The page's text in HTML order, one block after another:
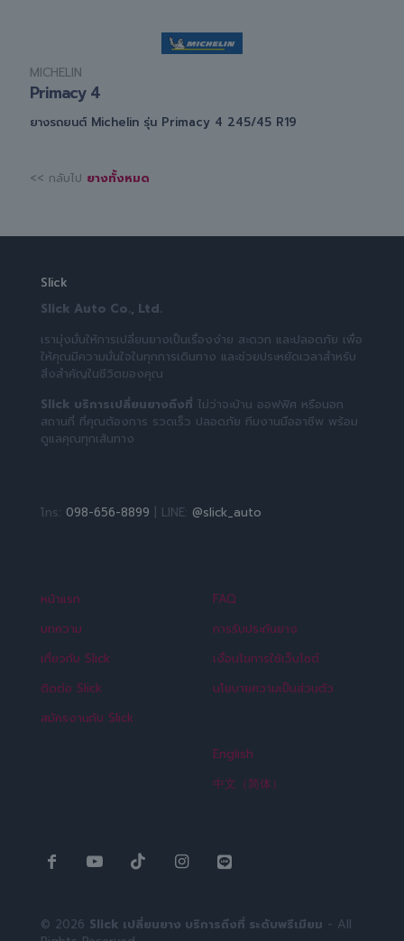
MICHELIN
Primacy 4
ยางรถยนต์ Michelin รุ่น Primacy 4 245/45 R19
<< กลับไป ยางทั้งหมด
Slick
Slick Auto Co., Ltd.
เรามุ่งมั่นให้การเปลี่ยนยางเป็นเรื่องง่าย สะดวก และปลอดภัย เพื่อ
ให้คุณมีความมั่นใจในทุกการเดินทาง และช่วยประหยัดเวลาสำหรับ
สิ่งสำคัญในชีวิตของคุณ
Slick บริการเปลี่ยนยางถึงที่ ไม่ว่าจะบ้าน ออฟฟิศ หรือนอก
สถานที่ ที่คุณต้องการ รวดเร็ว ปลอดภัย ทีมงานมืออาชีพ พร้อม
ดูแลคุณทุกเส้นทาง
โทร: 098-656-8899 | LINE: @slick_auto
หน้าแรก
บทความ
เกี่ยวกับ Slick
ติดต่อ Slick
สมัครงานกับ Slick
FAQ
การรับประกันยาง
เงื่อนไขการใช้เว็บไซต์
นโยบายความเป็นส่วนตัว
English
中文（简体）
© 2026 Slick เปลี่ยนยาง บริการถึงที่ ระดับพรีเมียม - All